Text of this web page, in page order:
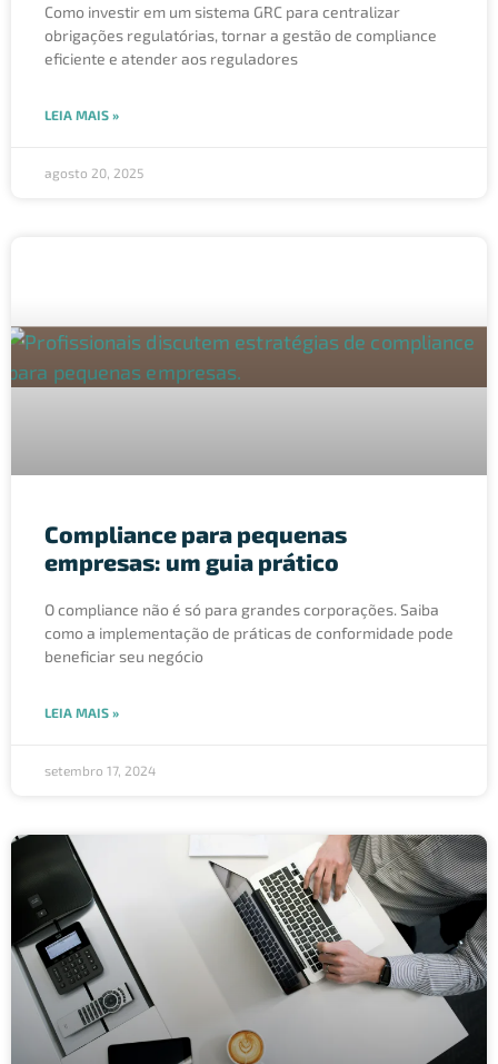
Como investir em um sistema GRC para centralizar
obrigações regulatórias, tornar a gestão de compliance
eficiente e atender aos reguladores
LEIA MAIS »
agosto 20, 2025
Compliance para pequenas
empresas: um guia prático
O compliance não é só para grandes corporações. Saiba
como a implementação de práticas de conformidade pode
beneficiar seu negócio
LEIA MAIS »
setembro 17, 2024